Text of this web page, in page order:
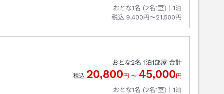
おとな1名 (2名1室)｜ 1泊
税込 9,400円〜21,500円
おとな2名 1泊1部屋 合計
税込 20,800 円 〜 45,000 円
おとな1名 (2名1室)｜ 1泊